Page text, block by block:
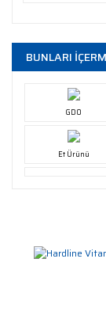
BUNLARI
GDO
Et Ürünü